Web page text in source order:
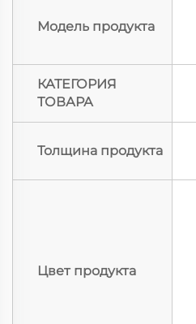
Модель продукта
КАТЕГОРИЯ
ТОВАРА
Толщина продукта
Цвет продукта